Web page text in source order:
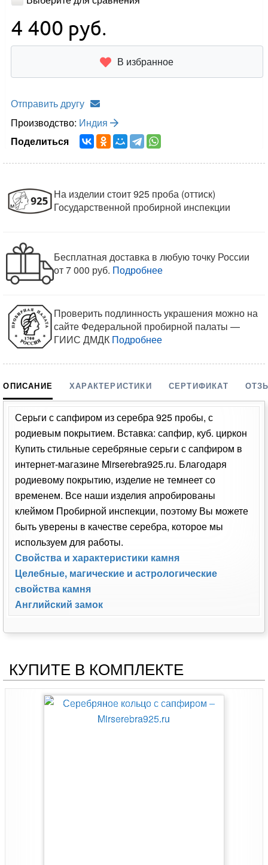
4 400 руб.
В избранное
Отправить другу
Производство: Индия
Поделиться
На изделии стоит 925 проба (оттиск)
Государственной пробирной инспекции
Бесплатная доставка в любую точку России
от 7 000 руб. Подробнее
Проверить подлинность украшения можно на
сайте Федеральной пробирной палаты —
ГИИС ДМДК Подробнее
ОПИСАНИЕ ХАРАКТЕРИСТИКИ СЕРТИФИКАТ
Серьги с сапфиром из серебра 925 пробы, с
родиевым покрытием. Вставка: сапфир, куб. циркон
Купить стильные серебряные серьги с сапфиром в
интернет-магазине Mirserebra925.ru. Благодаря
родиевому покрытию, изделие не темнеет со
временем. Все наши изделия апробированы
клеймом Пробирной инспекции, поэтому Вы можете
быть уверены в качестве серебра, которое мы
используем для работы.
Свойства и характеристики камня
Целебные, магические и астрологические
свойства камня
Английский замок
КУПИТЕ В КОМПЛЕКТЕ